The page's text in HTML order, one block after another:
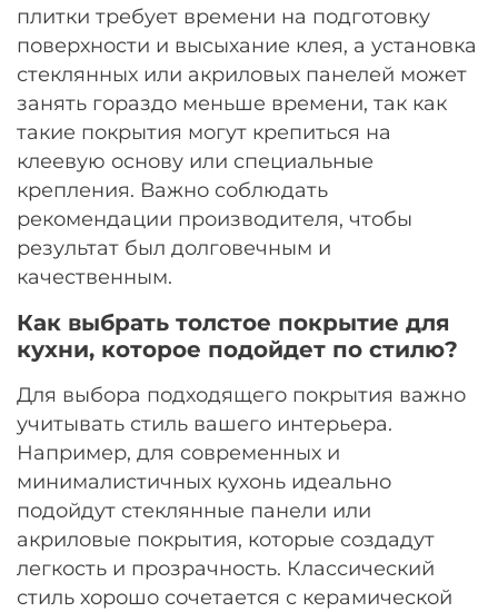
плитки требует времени на подготовку
поверхности и высыхание клея, а установка
стеклянных или акриловых панелей может
занять гораздо меньше времени, так как
такие покрытия могут крепиться на
клеевую основу или специальные
крепления. Важно соблюдать
рекомендации производителя, чтобы
результат был долговечным и
качественным.
Как выбрать толстое покрытие для
кухни, которое подойдет по стилю?
Для выбора подходящего покрытия важно
учитывать стиль вашего интерьера.
Например, для современных и
минималистичных кухонь идеально
подойдут стеклянные панели или
акриловые покрытия, которые создадут
легкость и прозрачность. Классический
стиль хорошо сочетается с керамической